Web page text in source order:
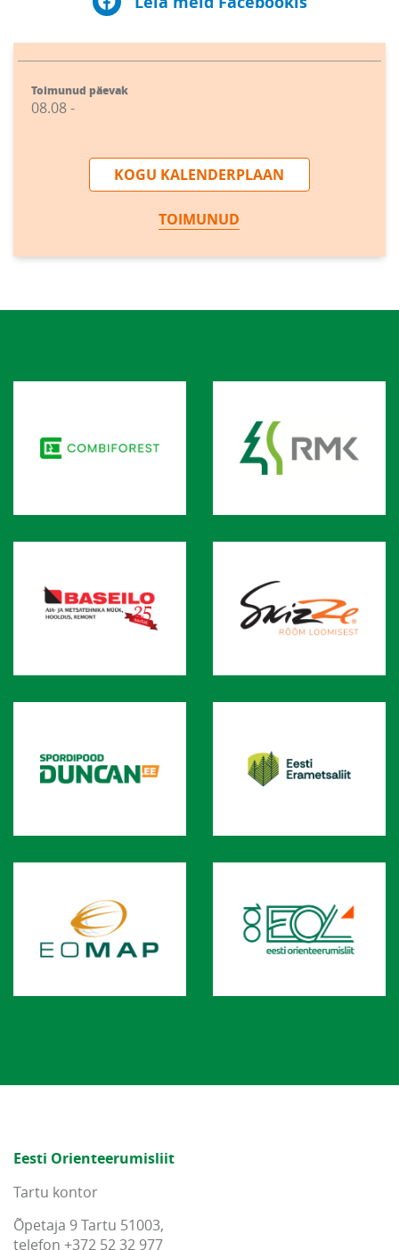
Toimunud päevak
08.08 -
KOGU KALENDERPLAAN
TOIMUNUD
Eesti Orienteerumisliit
Tartu kontor
Õpetaja 9 Tartu 51003,
telefon +372 52 32 977